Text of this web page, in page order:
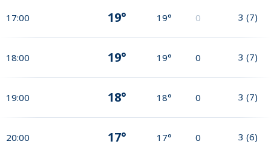
17:00 19° 19° 0 3 (7)
18:00 19° 19° 0 3 (7)
19:00 18° 18° 0 3 (7)
20:00 17° 17° 0 3 (6)